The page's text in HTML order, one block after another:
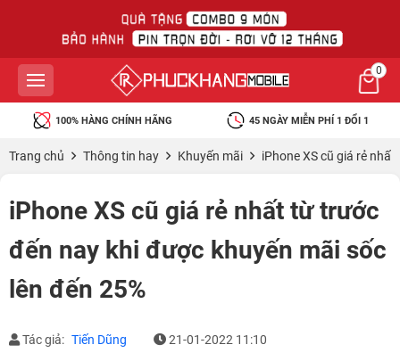
0
100% HÀNG CHÍNH HÃNG 45 NGÀY MIỄN PHÍ 1 ĐỔI 1
Trang chủ Thông tin hay Khuyến mãi iPhone XS cũ giá rẻ
iPhone XS cũ giá rẻ nhất từ trước
đến nay khi được khuyến mãi sốc
lên đến 25%
Tác giả: Tiến Dũng 21-01-2022 11:10